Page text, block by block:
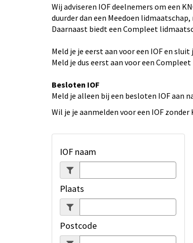
Wij adviseren IOF deelnemers om een
duurder dan een Meedoen
Daarnaast biedt een Compleet
Meld je je eerst aan voor een IOF en
Meld je dus eerst aan voor een
Besloten IOF
Meld je alleen bij een besloten IOF aan
Wil je je aanmelden voor een IOF
IOF naam
Plaats
Postcode